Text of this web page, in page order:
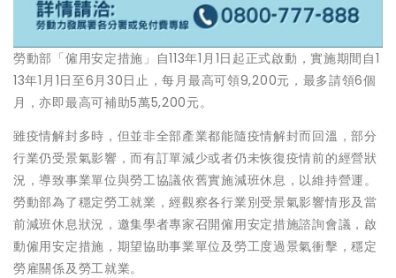
勞動部「僱用安定措施」自113年1月1日起正式啟動，實施期間自1
13年1月1日至6月30日止，每月最高可領9,200元，最多請領6個
月，亦即最高可補助5萬5,200元。
雖疫情解封多時，但並非全部產業都能隨疫情解封而回溫，部分
行業仍受景氣影響，而有訂單減少或者仍未恢復疫情前的經營狀
況，導致事業單位與勞工協議依舊實施減班休息，以維持營運。
勞動部為了穩定勞工就業，經觀察各行業別受景氣影響情形及當
前減班休息狀況，邀集學者專家召開僱用安定措施諮詢會議，啟
動僱用安定措施，期望協助事業單位及勞工度過景氣衝擊，穩定
勞雇關係及勞工就業。